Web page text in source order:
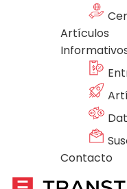
Artículos
Contacto